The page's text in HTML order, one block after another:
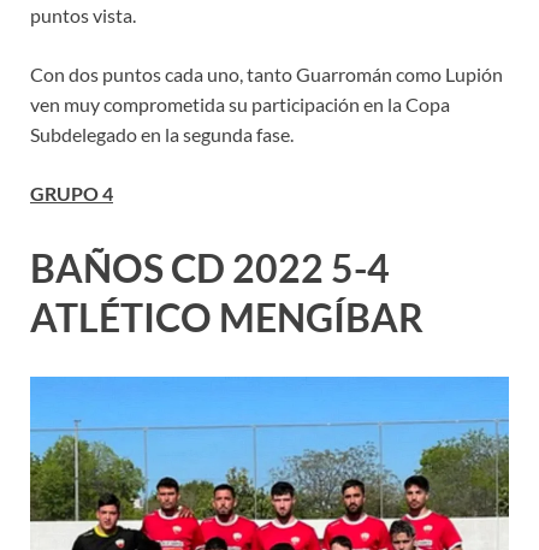
puntos vista.
Con dos puntos cada uno, tanto Guarromán como Lupión
ven muy comprometida su participación en la Copa
Subdelegado en la segunda fase.
GRUPO 4
BAÑOS CD 2022 5-4
ATLÉTICO MENGÍBAR